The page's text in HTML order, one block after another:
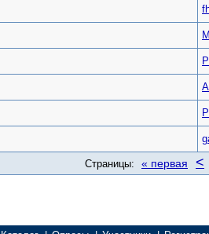
Страницы: « первая <